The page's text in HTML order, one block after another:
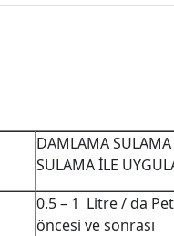
DAMLAMA
SULAMA İLE
0.5 – 1 Litre / da
öncesi ve sonrası